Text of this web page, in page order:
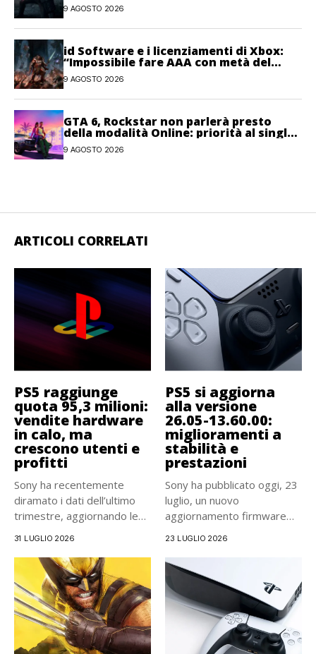
9 AGOSTO 2026
id Software e i licenziamenti di Xbox:
“Impossibile fare AAA con metà del
personale”
9 AGOSTO 2026
GTA 6, Rockstar non parlerà presto
della modalità Online: priorità al single-
player
9 AGOSTO 2026
ARTICOLI CORRELATI
PS5 raggiunge
quota 95,3 milioni:
vendite hardware
in calo, ma
crescono utenti e
profitti
Sony ha recentemente
diramato i dati dell’ultimo
trimestre, aggiornando le
31 LUGLIO 2026
PS5 si aggiorna
alla versione
26.05-13.60.00:
miglioramenti a
stabilità e
prestazioni
Sony ha pubblicato oggi, 23
luglio, un nuovo
aggiornamento firmware
23 LUGLIO 2026